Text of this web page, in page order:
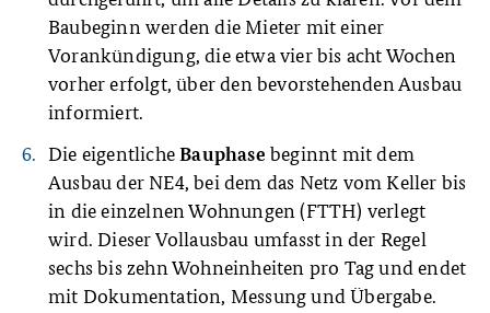
Baubeginn werden die Mieter mit einer
Vorankündigung, die etwa vier bis acht Wochen
vorher erfolgt, über den bevorstehenden Ausbau
informiert.
Die eigentlicheBauphase beginnt mit dem
Ausbau der NE4, bei dem das Netz vom Keller bis
in die einzelnen Wohnungen (FTTH) verlegt
wird. Dieser Vollausbau umfasst in der Regel
sechs bis zehn Wohneinheiten pro Tag und endet
mit Dokumentation, Messung und Übergabe.